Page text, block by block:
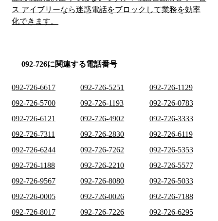
ス アイブリーなら迷惑電話をブロックして業務を効率
化できます。
092-726に関連する電話番号
092-726-6617 092-726-5251
092-726-1129
092-726-5700
092-726-1193
092-726-0783
092-726-6121
092-726-4902
092-726-3333
092-726-7311
092-726-2830
092-726-6119
092-726-6244
092-726-7262
092-726-5353
092-726-1188
092-726-2210
092-726-5577
092-726-9567
092-726-8080
092-726-5033
092-726-0005
092-726-0026
092-726-7188
092-726-8017
092-726-7226
092-726-6295